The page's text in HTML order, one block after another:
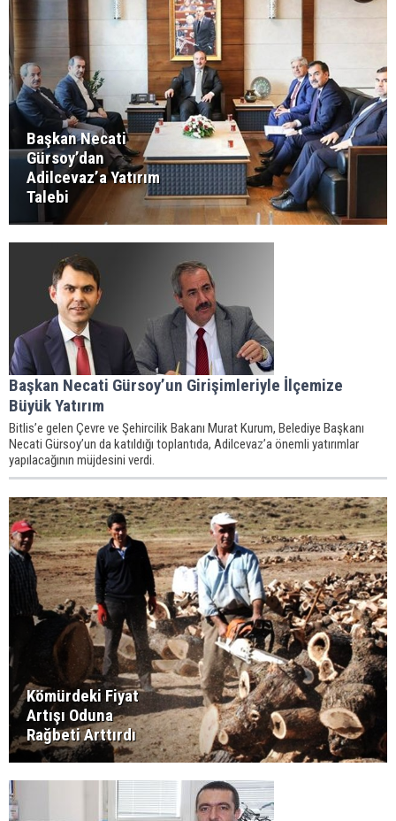
Başkan Necati
Gürsoy’dan
Adilcevaz’a Yatırım
Talebi
Başkan Necati Gürsoy’un Girişimleriyle İlçemize
Büyük Yatırım
Bitlis’e gelen Çevre ve Şehircilik Bakanı Murat Kurum, Belediye Başkanı
Necati Gürsoy’un da katıldığı toplantıda, Adilcevaz’a önemli yatırımlar
yapılacağının müjdesini verdi.
Kömürdeki Fiyat
Artışı Oduna
Rağbeti Arttırdı